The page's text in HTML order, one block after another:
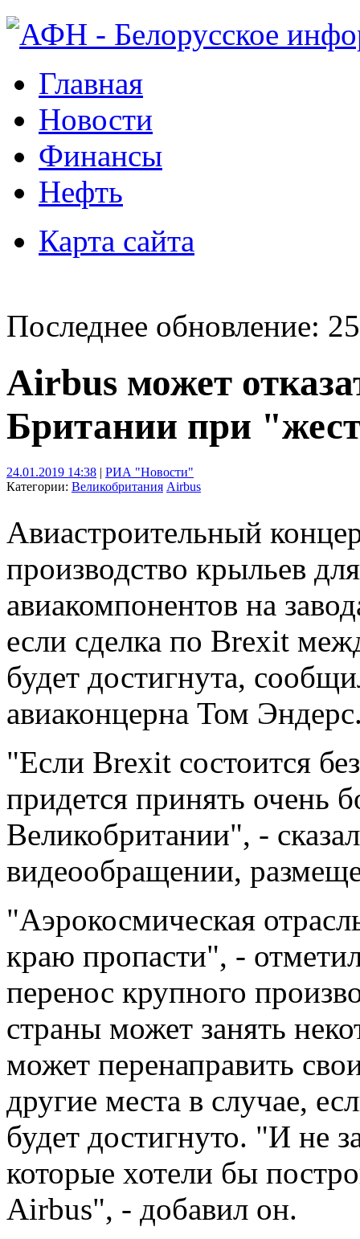
Главная
Новости
Финансы
Нефть
Карта сайта
Последнее обновление:
Airbus может
Британии при
24.01.2019 14:38 | РИА "Новости"
Категории: Великобритания Airbus
Авиастроительный
производство крыльев
авиакомпонентов на
если сделка по Brexit
будет достигнута,
авиаконцерна Том
"Если Brexit состоится
придется принять очень
Великобритании", -
видеообращении,
"Аэрокосмическая
краю пропасти", -
перенос крупного
страны может занять
может перенаправить
другие места в случае,
будет достигнуто. "И не
которые хотели бы
Airbus", - добавил он.